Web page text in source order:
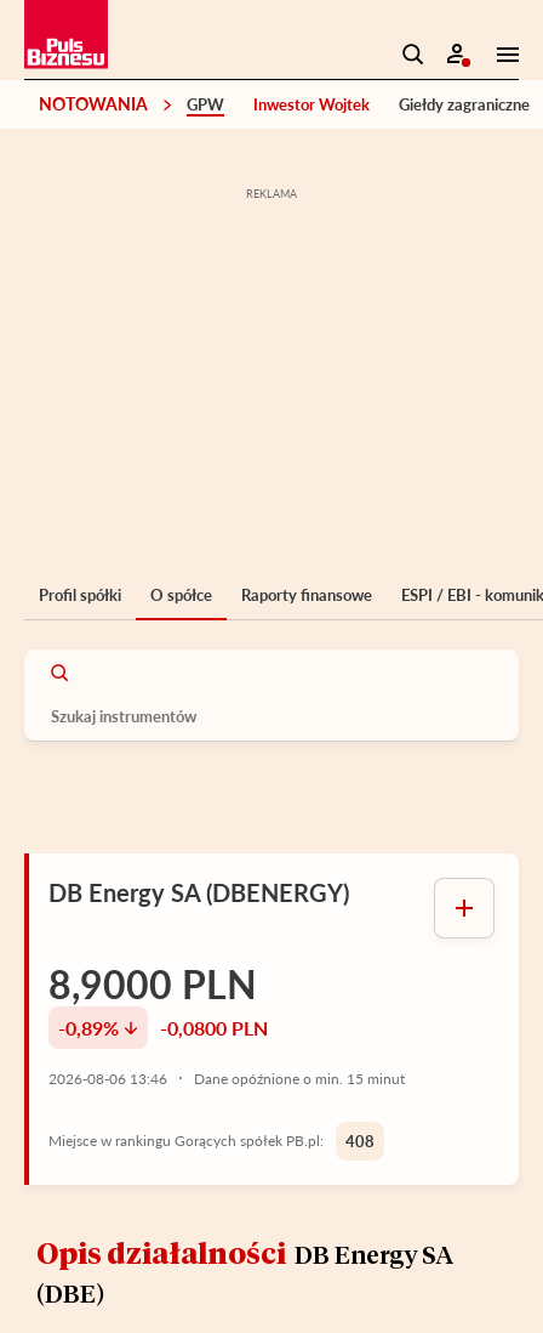
NOTOWANIA GPW Inwestor Wojtek Giełdy zagraniczne
Profil spółki O spółce Raporty finansowe ESPI / EBI -
DB Energy SA (DBENERGY)
8,9000 PLN
-0,89% -0,0800 PLN
2026-08-06 13:46 Dane opóźnione o min. 15 minut
Miejsce w rankingu Gorących spółek PB.pl: 408
Opis działalności DB Energy SA
(DBE)